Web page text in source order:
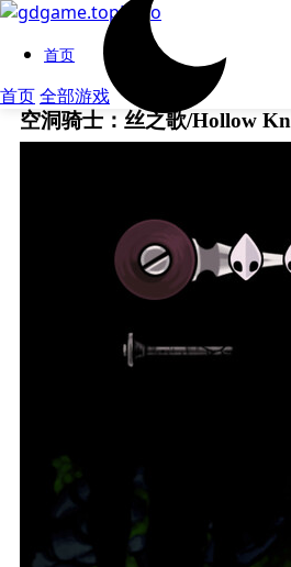
首页
首页全部游戏
空洞骑士：丝之歌/Hollow